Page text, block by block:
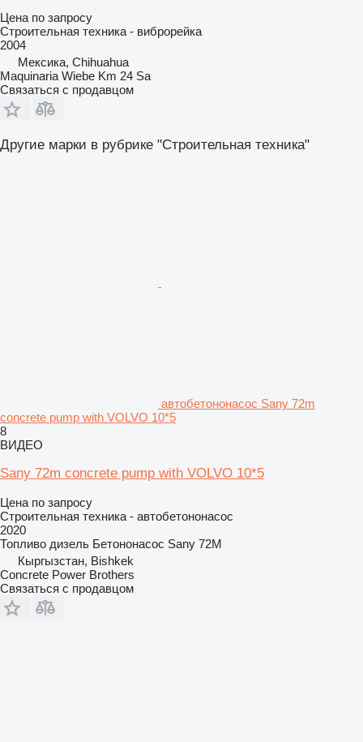
Цена по запросу
Строительная техника - виброрейка
2004
Мексика, Chihuahua
Maquinaria Wiebe Km 24 Sa
Связаться с продавцом
Другие марки в рубрике "Строительная техника"
автобетононасос Sany 72m
concrete pump with VOLVO 10*5
8
ВИДЕО
Sany 72m concrete pump with VOLVO 10*5
Цена по запросу
Строительная техника - автобетононасос
2020
Топливо дизель Бетононасос Sany 72M
Кыргызстан, Bishkek
Concrete Power Brothers
Связаться с продавцом